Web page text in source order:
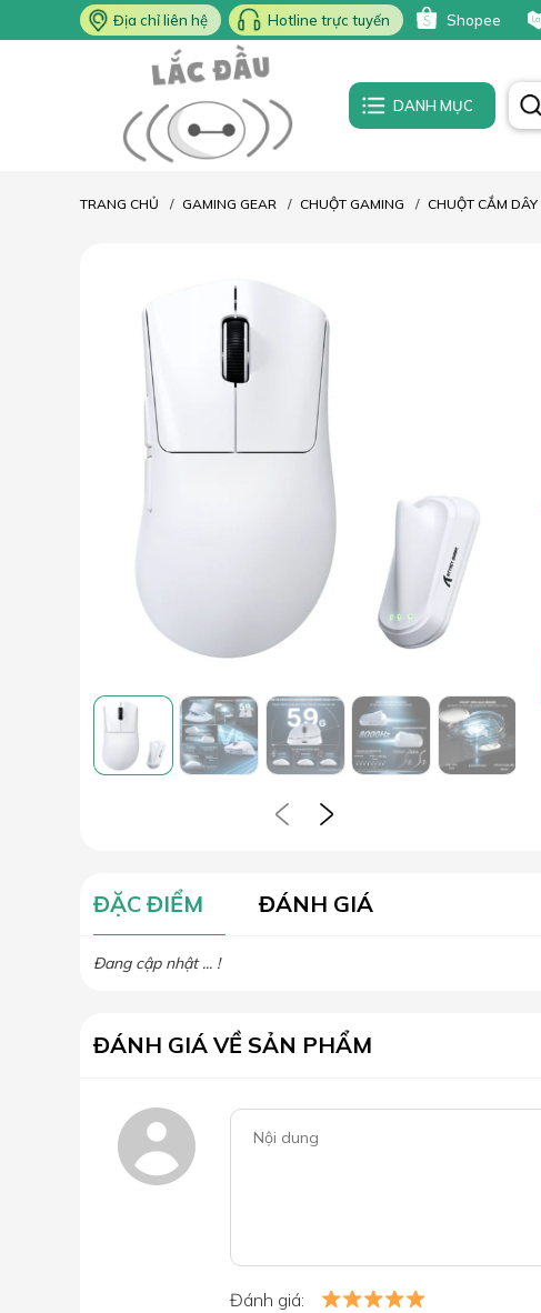
Địa chỉ liên hệ Hotline trực tuyến Shopee
DANH MỤC
TRANG CHỦ GAMING GEAR CHUỘT GAMING CHUỘT CẮM DÂY
ĐẶC ĐIỂM ĐÁNH GIÁ
Đang cập nhật ... !
ĐÁNH GIÁ VỀ SẢN PHẨM
Đánh giá: